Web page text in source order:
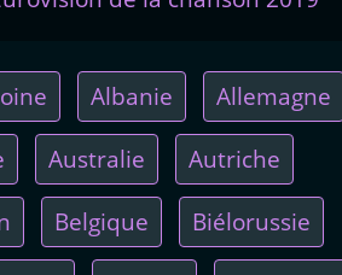
Albanie Allemagne
Australie Autriche
Belgique Biélorussie